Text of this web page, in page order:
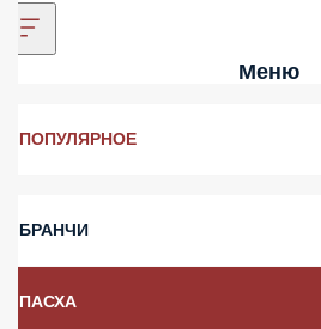
Меню
ПОПУЛЯРНОЕ
БРАНЧИ
ПАСХА